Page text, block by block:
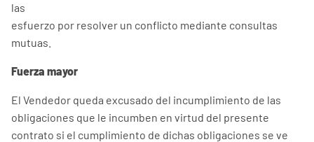
las
esfuerzo por resolver un conflicto mediante consultas
mutuas.
Fuerza mayor
El Vendedor queda excusado del incumplimiento de las
obligaciones que le incumben en virtud del presente
contrato si el cumplimiento de dichas obligaciones se ve